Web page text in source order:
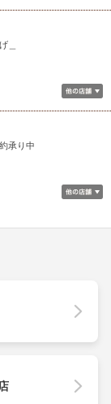
＿
承り中